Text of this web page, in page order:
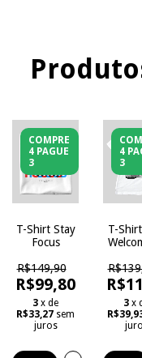
COMPRE
4 PAGUE
3
T-Shirt Stay
Focus
R$149,90
R$99,80
3 x de
R$33,27 sem
juros
4
3
T-
3 x